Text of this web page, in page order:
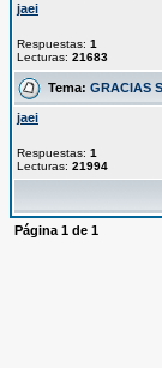
jaei
Respuestas: 1
Lecturas: 21683
Tema: GRACIAS
jaei
Respuestas: 1
Lecturas: 21994
Página 1 de 1